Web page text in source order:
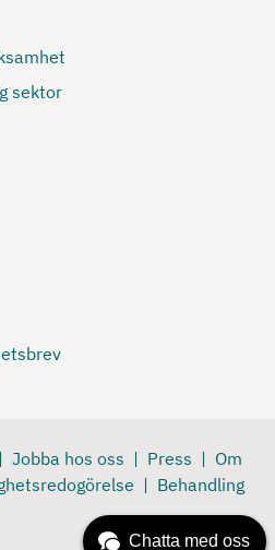
sektor
Jobba hos oss Press
Om
Behandling